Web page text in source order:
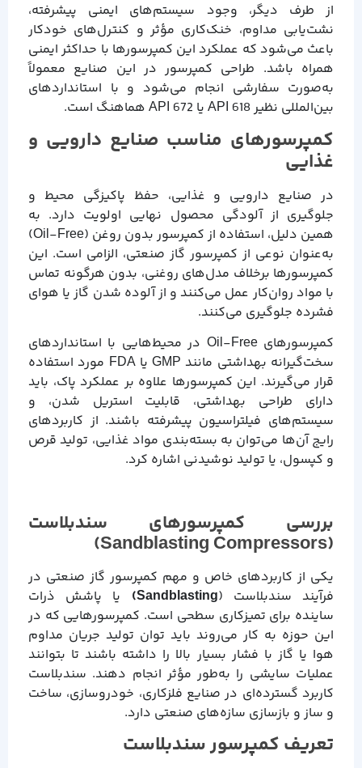
از طرف دیگر، وجود سیستم‌های ایمنی پیشرفته،
نشت‌یابی مداوم، خنک‌کاری مؤثر و کنترل‌های خودکار
باعث می‌شود که عملکرد این کمپرسورها با حداکثر ایمنی
همراه باشد. طراحی کمپرسور در این صنایع معمولاً
به‌صورت سفارشی انجام می‌شود و با استانداردهای
بین‌المللی نظیر API 618 یا API 672 هماهنگ است.
کمپرسورهای مناسب صنایع دارویی و
غذایی
در صنایع دارویی و غذایی، حفظ پاکیزگی محیط و
جلوگیری از آلودگی محصول نهایی اولویت دارد. به
همین دلیل، استفاده از کمپرسور بدون روغن (Oil-Free)
به‌عنوان نوعی از کمپرسور گاز صنعتی، الزامی است. این
کمپرسورها برخلاف مدل‌های روغنی، بدون هرگونه تماس
با مواد روان‌کار عمل می‌کنند و از آلوده شدن گاز یا هوای
فشرده جلوگیری می‌کنند.
کمپرسورهای Oil-Free در محیط‌هایی با استانداردهای
سخت‌گیرانه بهداشتی مانند GMP یا FDA مورد استفاده
قرار می‌گیرند. این کمپرسورها علاوه بر عملکرد پاک، باید
دارای طراحی بهداشتی، قابلیت استریل شدن، و
سیستم‌های فیلتراسیون پیشرفته باشند. از کاربردهای
رایج آن‌ها می‌توان به بسته‌بندی مواد غذایی، تولید قرص
و کپسول، یا تولید نوشیدنی اشاره کرد.
بررسی کمپرسورهای سندبلاست
(
Sandblasting Compressors
)
یکی از کاربردهای خاص و مهم کمپرسور گاز صنعتی در
فرآیند سندبلاست (Sandblasting)
یا پاشش ذرات
ساینده برای تمیزکاری سطحی است. کمپرسورهایی که در
این حوزه به کار می‌روند باید توان تولید جریان مداوم
هوا یا گاز با فشار بسیار بالا را داشته باشند تا بتوانند
عملیات سایشی را به‌طور مؤثر انجام دهند. سندبلاست
کاربرد گسترده‌ای در صنایع فلزکاری، خودروسازی، ساخت
و ساز و بازسازی سازه‌های صنعتی دارد.
تعریف کمپرسور سندبلاست